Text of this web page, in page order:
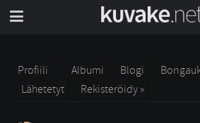
Profiili Albumi Blogi
Lähetetyt
Rekisteröidy »